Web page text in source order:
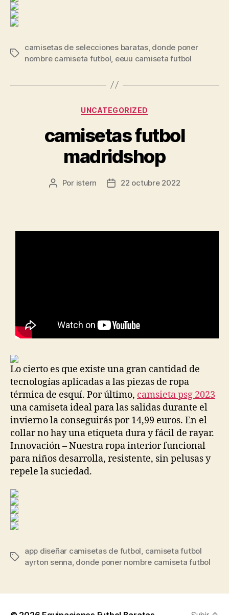
Etiquetas
camisetas de selecciones baratas, donde poner
nombre camiseta futbol eeuu camiseta futbol
Categorías
UNCATEGORIZED
camisetas futbol
madridshop
Autor
Por istern
Fecha22 octubre 2022
Lo cierto es que existe una gran cantidad de
tecnologías aplicadas a las piezas de ropa
térmica de esquí. Por último, camsieta psg 2023
una camiseta ideal para las salidas durante el
invierno la conseguirás por 14,99 euros. En el
collar no hay una etiqueta dura y fácil de rayar.
Innovación – Nuestra ropa interior funcional
para niños desarrolla, resistente, sin pelusas y
repele la suciedad.
Etiquetas
app diseñar camisetas de futbol, camiseta futbol
ayrton senna, donde poner nombre camiseta futbol